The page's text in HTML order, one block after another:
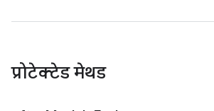
प्रोटेक्टेड मेथड